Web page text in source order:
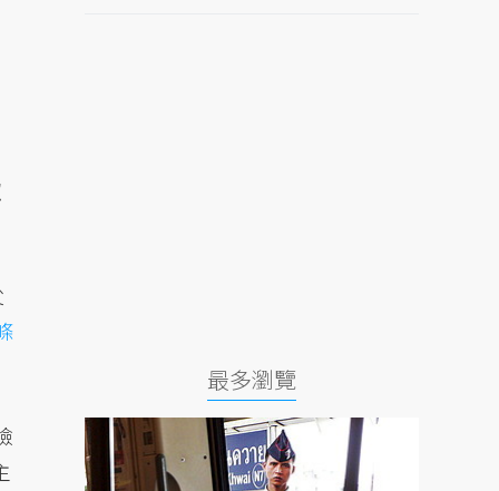
最多瀏覽